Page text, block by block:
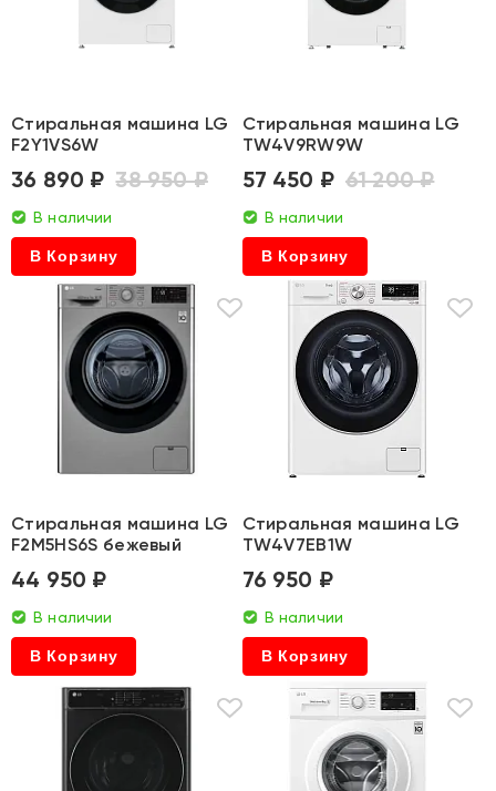
Стиральная машина LG
F2Y1VS6W
36 890 ₽ 38 950 ₽
В наличии
В Корзину
Стиральная машина LG
TW4V9RW9W
57 450 ₽ 61 200 ₽
В наличии
В Корзину
Стиральная машина LG
F2M5HS6S бежевый
44 950 ₽
В наличии
В Корзину
Стиральная машина LG
TW4V7EB1W
76 950 ₽
В наличии
В Корзину